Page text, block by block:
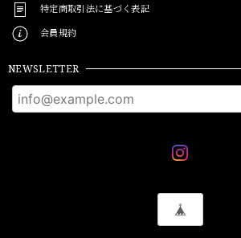
特定商取引法に基づく表記
会員規約
NEWSLETTER